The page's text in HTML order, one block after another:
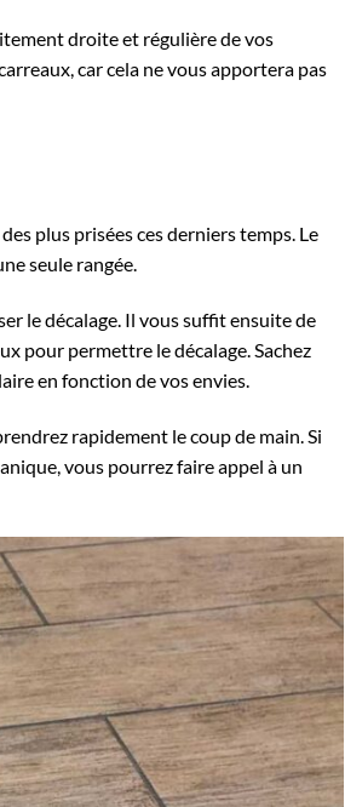
droite et régulière de vos
car cela ne vous apportera pas
plus prisées ces derniers temps. Le
seule rangée.
le décalage. Il vous suffit ensuite de
pour permettre le décalage. Sachez
en fonction de vos envies.
rapidement le coup de main. Si
vous pourrez faire appel à un